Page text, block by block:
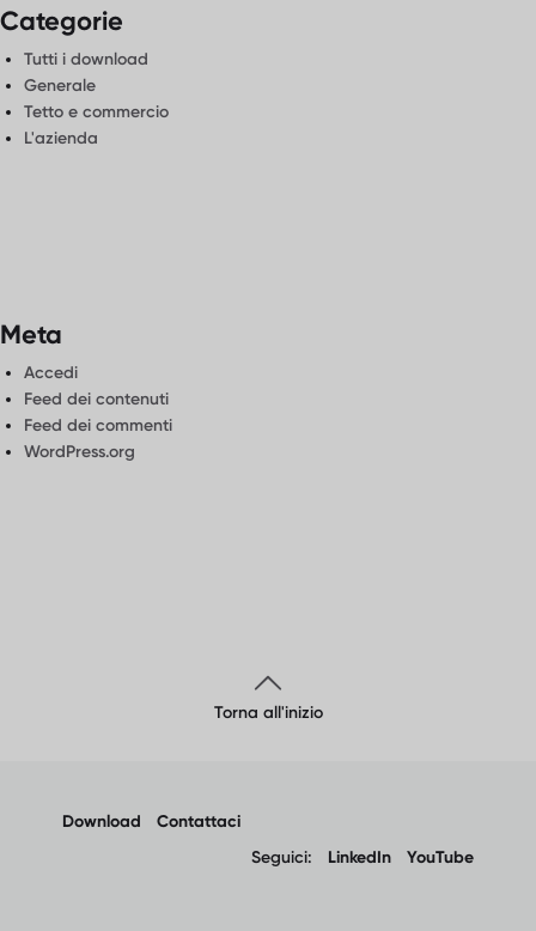
Categorie
Tutti i download
Generale
Tetto e commercio
L'azienda
Meta
Accedi
Feed dei contenuti
Feed dei commenti
WordPress.org
Torna all'inizio
Download
Contattaci
Seguici:
LinkedIn YouTube